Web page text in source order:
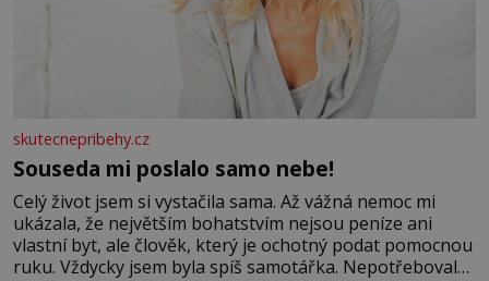
skutecnepribehy.cz
Souseda mi poslalo samo nebe!
Celý život jsem si vystačila sama. Až vážná nemoc mi
ukázala, že největším bohatstvím nejsou peníze ani
vlastní byt, ale člověk, který je ochotný podat pomocnou
ruku. Vždycky jsem byla spíš samotářka. Nepotřebovala